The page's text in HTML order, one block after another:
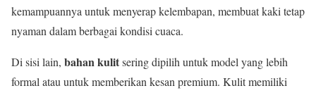
kemampuannya untuk menyerap kelembapan, membuat kaki tetap
nyaman dalam berbagai kondisi cuaca.
Di sisi lain, bahan kulitsering dipilih untuk model yang lebih
formal atau untuk memberikan kesan premium. Kulit memiliki